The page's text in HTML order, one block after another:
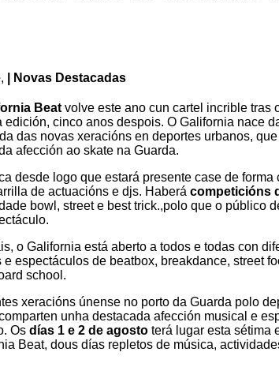
, | Novas Destacadas
Beat volve este ano cun cartel incrible tras
edición, cinco anos despois. O Galifornia nace
das novas xeracións en deportes urbanos,
afección ao skate na Guarda.
desde logo que estará presente case de forma
de actuacións e djs. Haberá competicións
bowl, street e best trick.,polo que o público
o Galifornia está aberto a todos e todas con
e espectáculos de beatbox, breakdance, street
school.
xeracións únense no porto da Guarda polo
unha destacada afección musical e
Os días 1 e 2 de agosto terá lugar esta sétima
Beat, dous días repletos de música,